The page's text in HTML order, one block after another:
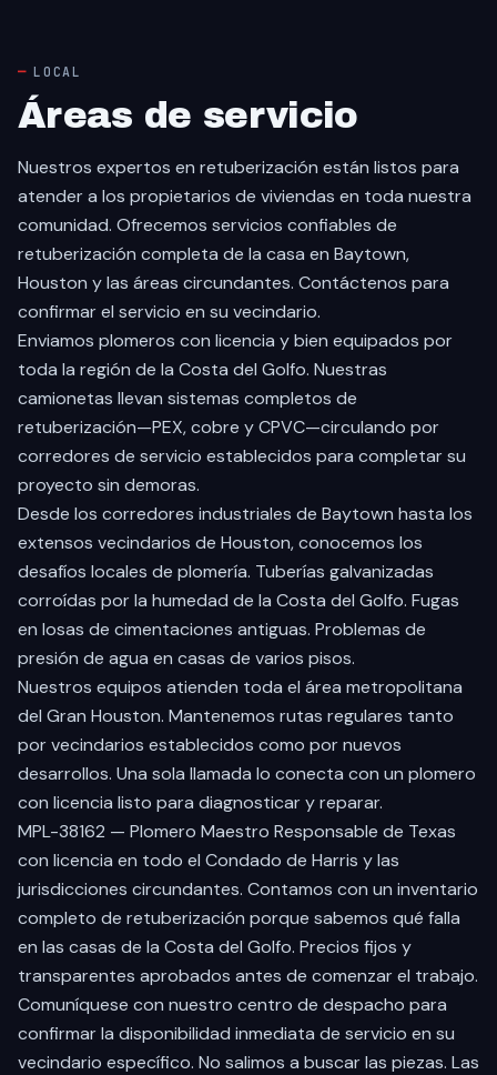
LOCAL
Áreas de servicio
Nuestros expertos en retuberización están listos para
atender a los propietarios de viviendas en toda nuestra
comunidad. Ofrecemos servicios confiables de
retuberización completa de la casa en Baytown,
Houston y las áreas circundantes. Contáctenos para
confirmar el servicio en su vecindario.
Enviamos plomeros con licencia y bien equipados por
toda la región de la Costa del Golfo. Nuestras
camionetas llevan sistemas completos de
retuberización—PEX, cobre y CPVC—circulando por
corredores de servicio establecidos para completar su
proyecto sin demoras.
Desde los corredores industriales de Baytown hasta los
extensos vecindarios de Houston, conocemos los
desafíos locales de plomería. Tuberías galvanizadas
corroídas por la humedad de la Costa del Golfo. Fugas
en losas de cimentaciones antiguas. Problemas de
presión de agua en casas de varios pisos.
Nuestros equipos atienden toda el área metropolitana
del Gran Houston. Mantenemos rutas regulares tanto
por vecindarios establecidos como por nuevos
desarrollos. Una sola llamada lo conecta con un plomero
con licencia listo para diagnosticar y reparar.
MPL-38162 — Plomero Maestro Responsable de Texas
con licencia en todo el Condado de Harris y las
jurisdicciones circundantes. Contamos con un inventario
completo de retuberización porque sabemos qué falla
en las casas de la Costa del Golfo. Precios fijos y
transparentes aprobados antes de comenzar el trabajo.
Comuníquese con nuestro centro de despacho para
confirmar la disponibilidad inmediata de servicio en su
vecindario específico. No salimos a buscar las piezas. Las